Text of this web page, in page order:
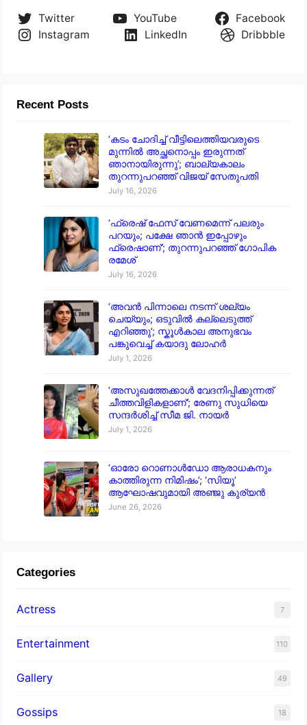
Twitter YouTube
Facebook
Instagram
LinkedIn Dribbble
Recent Posts
‘കടം ചോദിച്ച് വീട്ടിലെത്തിയവരുടെ
മുന്നിൽ അച്ഛനൊപ്പം ഇരുന്നത്
ഞാനായിരുന്നു’; ബാല്യകാലം
തുറന്നുപറഞ്ഞ് വിജയ് സേതുപതി
July 16, 2026
‘ഫ്രെഷ് ഫേസ് വേണമെന്ന് പലരും
പറയും; പക്ഷേ ഞാൻ ഇപ്പോഴും
ഫ്രെഷാണ്’; തുറന്നുപറഞ്ഞ് ഗോപിക
രമേശ്
July 16, 2026
‘അവൻ പിന്നാലെ നടന്ന് ശല്യം
ചെയ്യും; ഒടുവിൽ കല്ലെടുത്ത്
എറിഞ്ഞു’; സ്കൂൾകാല അനുഭവം
പങ്കുവെച്ച് കയാദു ലോഹർ
July 1, 2026
‘അസുഖത്തേക്കാൾ വേദനിപ്പിക്കുന്നത്
ചീത്തവിളികളാണ്’; രേണു സുധിയെ
സന്ദർശിച്ച് സീമ ജി. നായർ
July 1, 2026
‘ഓരോ റൊണാൾഡോ ആരാധകനും
കാത്തിരുന്ന നിമിഷം’; ‘സിയൂ’
ആഘോഷവുമായി അഞ്ജു കുര്യൻ
June 26, 2026
Categories
Actress 7
Entertainment 110
Gallery 49
Gossips 18